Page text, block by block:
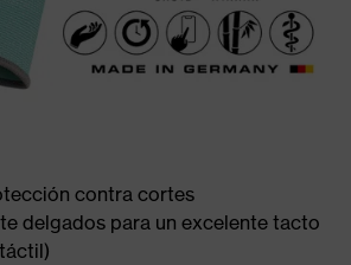
contra cortes
delgados para un excelente tacto